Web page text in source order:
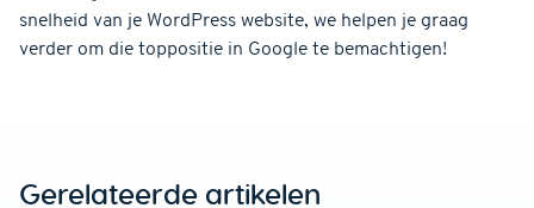
snelheid van je WordPress website, we helpen je graag
verder om die toppositie in Google te bemachtigen!
Gerelateerde artikelen